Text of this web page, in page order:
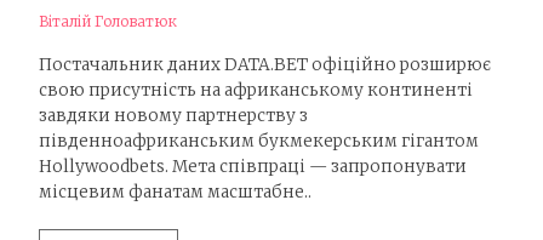
Віталій Головатюк
Постачальник даних DATA.BET офіційно розширює
свою присутність на африканському континенті
завдяки новому партнерству з
південноафриканським букмекерським гігантом
Hollywoodbets. Мета співпраці — запропонувати
місцевим фанатам масштабне..